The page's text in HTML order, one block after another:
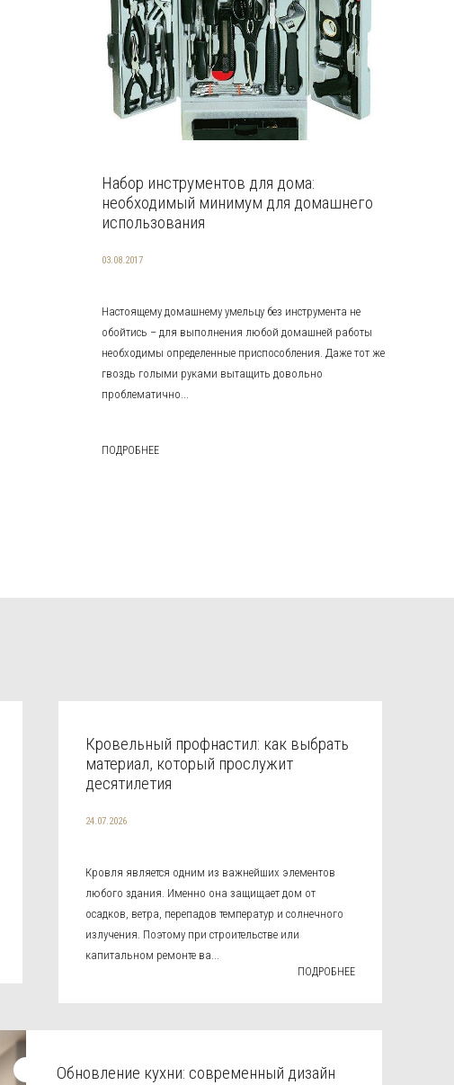
Набор инструментов для дома:
необходимый минимум для домашнего
использования
03.08.2017
Настоящему домашнему умельцу без инструмента не
обойтись – для выполнения любой домашней работы
необходимы определенные приспособления. Даже тот же
гвоздь голыми руками вытащить довольно
проблематично...
ПОДРОБНЕЕ
Кровельный профнастил: как выбрать
материал, который прослужит
десятилетия
24.07.2026
Кровля является одним из важнейших элементов
любого здания. Именно она защищает дом от
осадков, ветра, перепадов температур и солнечного
излучения. Поэтому при строительстве или
капитальном ремонте ва...
ПОДРОБНЕЕ
Обновление кухни: современный дизайн